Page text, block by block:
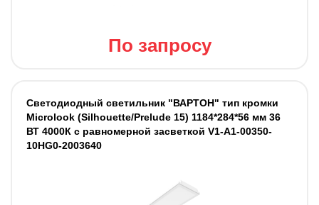
По запросу
Светодиодный светильник "ВАРТОН" тип кромки
Microlook (Silhouette/Prelude 15) 1184*284*56 мм 36
ВТ 4000К с равномерной засветкой V1-A1-00350-
10HG0-2003640